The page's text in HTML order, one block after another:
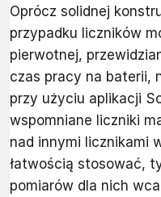
Oprócz solidnej
przypadku liczników
pierwotnej,
czas pracy na baterii,
przy użyciu aplikacji
wspomniane liczniki
nad innymi licznikami
łatwością stosować,
pomiarów dla nich